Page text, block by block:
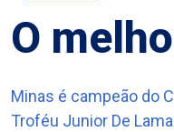
O
Minas é campeão do
Troféu Junior De